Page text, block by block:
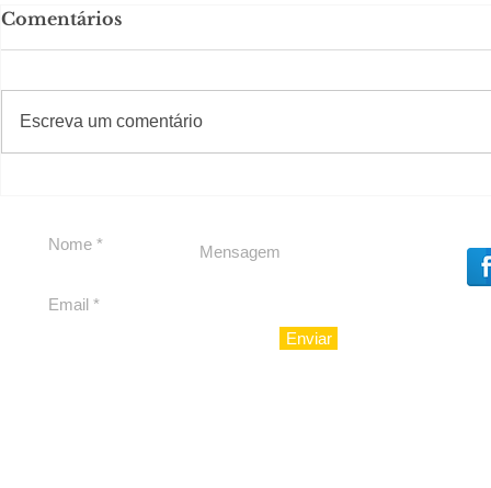
Comentários
Escreva um comentário
#Sugestões
Enviar